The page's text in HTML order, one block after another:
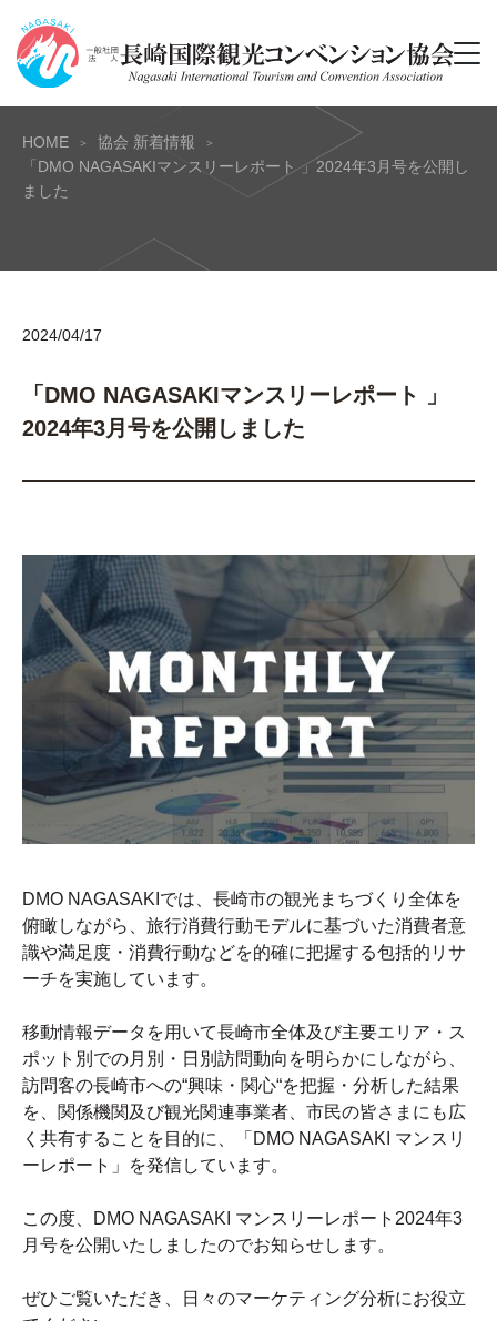
HOME
協会 新着情報
「DMO NAGASAKIマンスリーレポート 」2024年3月号を公開し
ました
2024/04/17
「DMO NAGASAKIマンスリーレポート 」
2024年3月号を公開しました
DMO NAGASAKIでは、長崎市の観光まちづくり全体を
俯瞰しながら、旅行消費行動モデルに基づいた消費者意
識や満足度・消費行動などを的確に把握する包括的リサ
ーチを実施しています。
移動情報データを用いて長崎市全体及び主要エリア・ス
ポット別での月別・日別訪問動向を明らかにしながら、
訪問客の長崎市への“興味・関心“を把握・分析した結果
を、関係機関及び観光関連事業者、市民の皆さまにも広
く共有することを目的に、「DMO NAGASAKI マンスリ
ーレポート」を発信しています。
この度、DMO NAGASAKI マンスリーレポート2024年3
月号を公開いたしましたのでお知らせします。
ぜひご覧いただき、日々のマーケティング分析にお役立